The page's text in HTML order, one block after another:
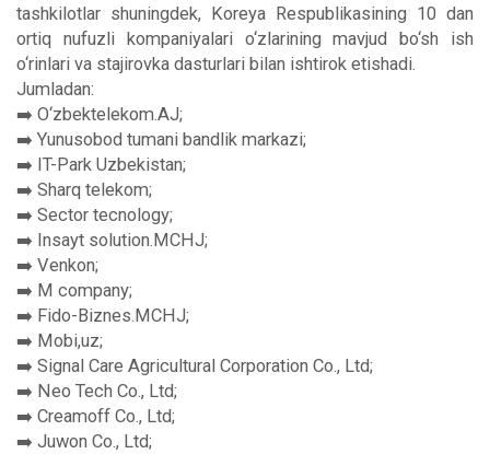
tashkilotlar shuningdek, Koreya Respublikasining 10 dan
ortiq nufuzli kompaniyalari o‘zlarining mavjud bo‘sh ish
o‘rinlari va stajirovka dasturlari bilan ishtirok etishadi.
Jumladan:
➡️ O‘zbektelekom.AJ;
➡️ Yunusobod tumani bandlik markazi;
➡️ IT-Park Uzbekistan;
➡️ Sharq telekom;
➡️ Sector tecnology;
➡️ Insayt solution.MCHJ;
➡️ Venkon;
➡️ M company;
➡️ Fido-Biznes.MCHJ;
➡️ Mobi,uz;
➡️ Signal Care Agricultural Corporation Co., Ltd;
➡️ Neo Tech Co., Ltd;
➡️ Creamoff Co., Ltd;
➡️ Juwon Co., Ltd;